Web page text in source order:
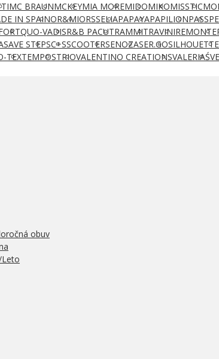
MC BRAUNMCKEYMIA MOREMIDOMIKOMISSTIC
IN SPAINOR&MIORSSELIAPAPAYAPAPILIONPASS
QUO-VADISR&B PACUTRAMMITRAVINIREMONTE
SAVE STEPSC+SSCOOTERSENOZASER.GOSILHOUETTE
TEXTEMPOSTRIOVALENTINO CREATIONSVALERIAŚ
obuv
Leto